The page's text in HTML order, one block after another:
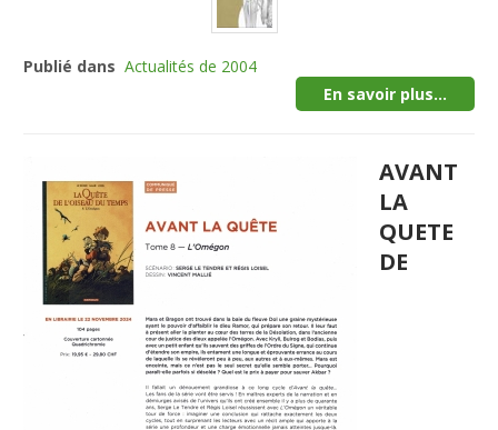
Publié dans Actualités de 2004
En savoir plus...
AVANT
LA
QUETE
DE